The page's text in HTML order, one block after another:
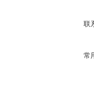
联
常